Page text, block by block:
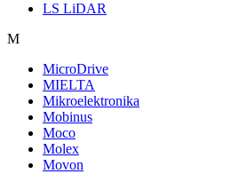
LS LiDAR
M
MicroDrive
MIELTA
Mikroelektronika
Mobinus
Moco
Molex
Movon